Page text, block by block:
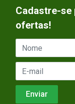
Cadastre-se
ofertas!